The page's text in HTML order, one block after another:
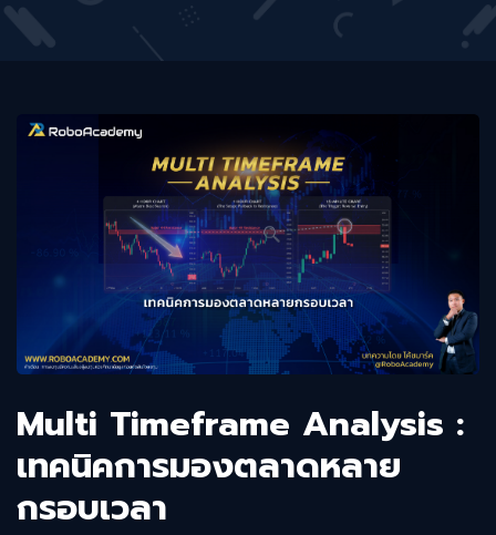
Multi Timeframe Analysis :
เทคนิคการมองตลาดหลาย
กรอบเวลา